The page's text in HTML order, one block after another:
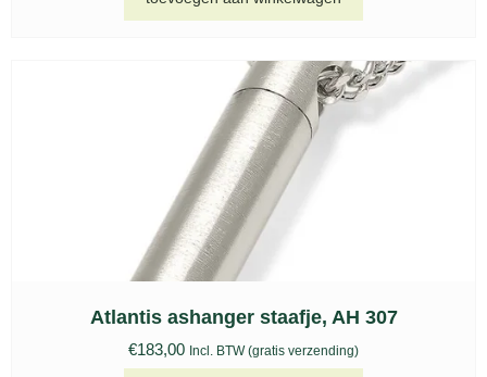
Atlantis ashanger staafje, AH 307
€183,00 Incl. BTW (gratis verzending)